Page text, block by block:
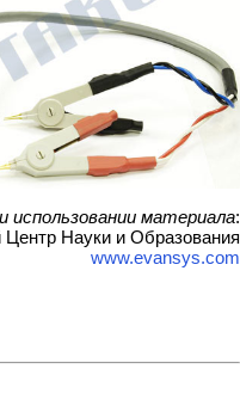
использовании материала:
Науки и Образования
www.evansys.com